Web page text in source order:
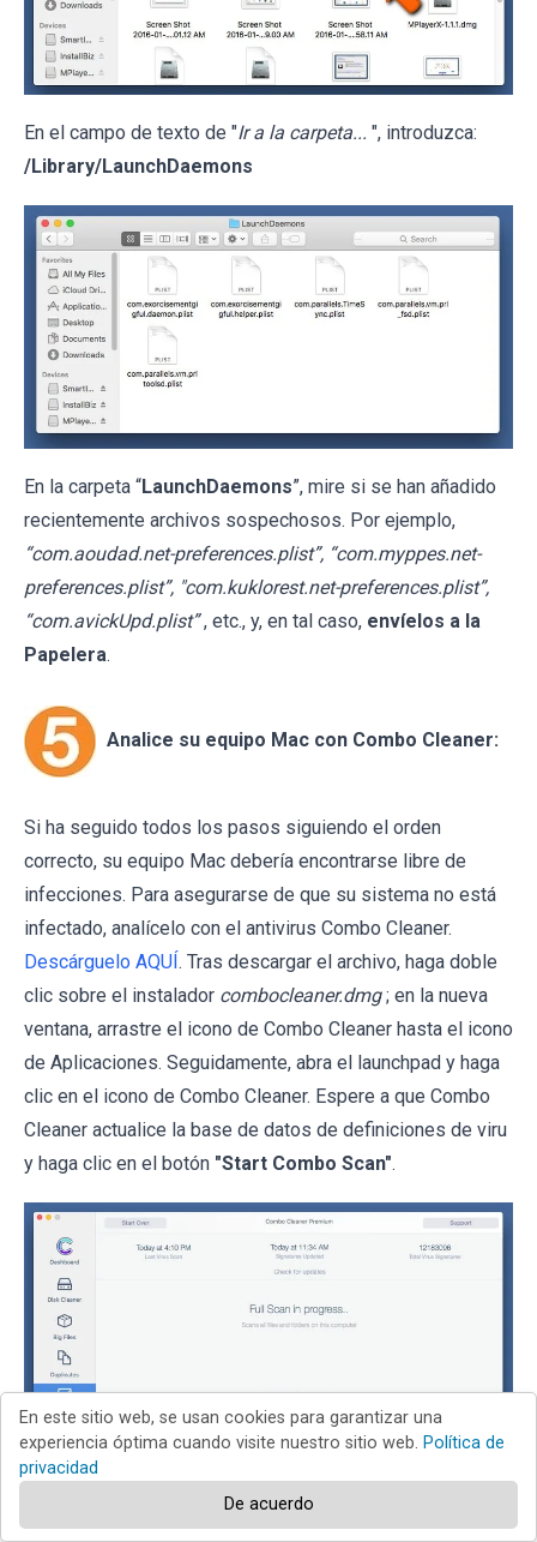
En el campo de texto de "Ir a la carpeta... ", introduzca:
/Library/LaunchDaemons
En la carpeta “LaunchDaemons”, mire si se han añadido
recientemente archivos sospechosos. Por ejemplo,
“com.aoudad.net-preferences.plist”, “com.myppes.net-
preferences.plist”, "com.kuklorest.net-preferences.plist”,
“com.avickUpd.plist” , etc., y, en tal caso, envíelos a la
Papelera.
Analice su equipo Mac con Combo Cleaner:
Si ha seguido todos los pasos siguiendo el orden
correcto, su equipo Mac debería encontrarse libre de
infecciones. Para asegurarse de que su sistema no está
infectado, analícelo con el antivirus Combo Cleaner.
Descárguelo AQUÍ . Tras descargar el archivo, haga doble
clic sobre el instalador combocleaner.dmg ; en la nueva
ventana, arrastre el icono de Combo Cleaner hasta el icono
de Aplicaciones. Seguidamente, abra el launchpad y haga
clic en el icono de Combo Cleaner. Espere a que Combo
Cleaner actualice la base de datos de definiciones de viru
y haga clic en el botón "Start Combo Scan".
En este sitio web, se usan cookies para garantizar una
experiencia óptima cuando visite nuestro sitio web. Política de
privacidad
De acuerdo